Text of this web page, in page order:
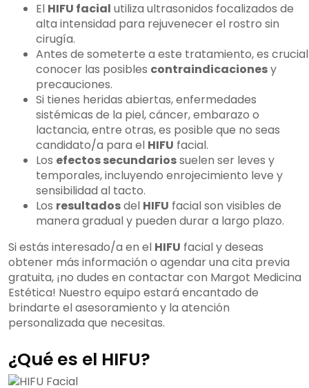
El HIFU facial utiliza ultrasonidos focalizados de
alta intensidad para rejuvenecer el rostro sin
cirugía.
Antes de someterte a este tratamiento, es crucial
conocer las posibles contraindicacionesy
precauciones.
Si tienes heridas abiertas, enfermedades
sistémicas de la piel, cáncer, embarazo o
lactancia, entre otras, es posible que no seas
candidato/a para el HIFU facial.
Los efectos secundariossuelen ser leves y
temporales, incluyendo enrojecimiento leve y
sensibilidad al tacto.
Los resultadosdel HIFU facial son visibles de
manera gradual y pueden durar a largo plazo.
Si estás interesado/a en el HIFU facial y deseas
obtener más información o agendar una cita previa
gratuita, ¡no dudes en contactar con Margot Medicina
Estética! Nuestro equipo estará encantado de
brindarte el asesoramiento y la atención
personalizada que necesitas.
¿Qué es el HIFU?